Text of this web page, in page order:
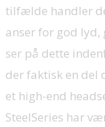
tilfælde handler
anser for god lyd,
ser på dette
der faktisk en del
et high-end
SteelSeries har